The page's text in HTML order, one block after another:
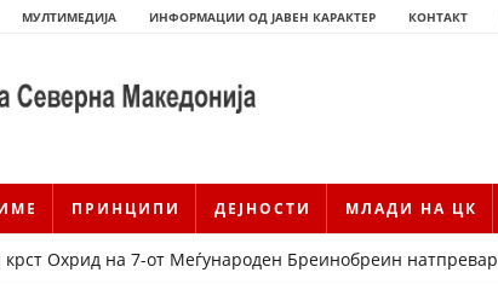
МУЛТИМЕДИЈА ИНФОРМАЦИИ ОД ЈАВЕН КАРАКТЕР КОНТАКТ
ПРИНЦИПИ ДЕЈНОСТИ МЛАДИ НА ЦК
Охрид на 7-от Меѓународен Бреинобреин натпревар